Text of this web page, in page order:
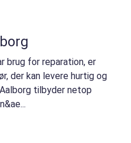
brug for reparation, er
der kan levere hurtig og
tilbyder netop